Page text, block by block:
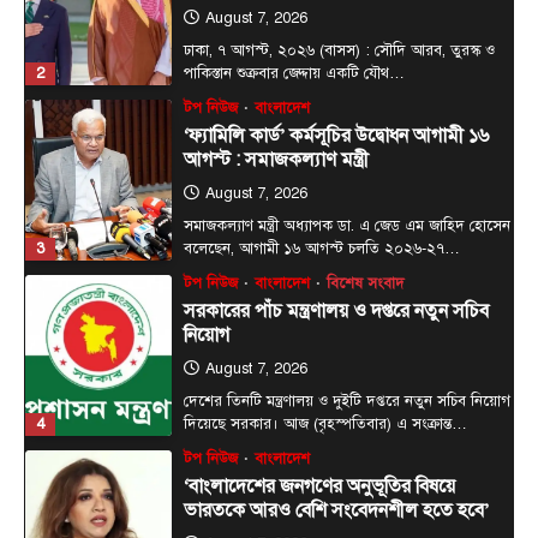
সমাজকল্যাণ মন্ত্রী অধ্যাপক ডা. এ জেড এম জাহিদ হোসেন
বলেছেন, আগামী ১৬ আগস্ট চলতি ২০২৬-২৭…
4
সরকারের পাঁচ মন্ত্রণালয় ও দপ্তরে নতুন সচিব
নিয়োগ
August 7, 2026
দেশের তিনটি মন্ত্রণালয় ও দুইটি দপ্তরে নতুন সচিব নিয়োগ
দিয়েছে সরকার। আজ (বৃহস্পতিবার) এ সংক্রান্ত…
5
‘বাংলাদেশের জনগণের অনুভূতির বিষয়ে
ভারতকে আরও বেশি সংবেদনশীল হতে হবে’
August 7, 2026
পররাষ্ট্র প্রতিমন্ত্রী শামা ওবায়েদ ইসলাম বলেছেন,
বাংলাদেশের জনগণের অনুভূতি ও সংবেদনশীলতার বিষয়ে
ভারতকে আরও বেশি…
টপ নিউজ বাংলাদেশ
প্রধানমন্ত্রীকে বরণে প্রস্তুত চট্টগ্রাম, নেতাকর্মীরা
উজ্জীবিত